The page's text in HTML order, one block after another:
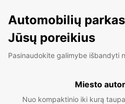
Automobilių
Jūsų poreikius
Pasinaudokite galimybe išbandyti
Miesto
Nuo kompaktinio iki kurą